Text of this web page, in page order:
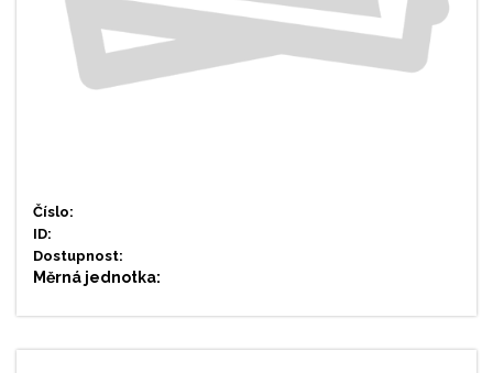
Číslo:
ID:
Dostupnost:
Měrná jednotka: